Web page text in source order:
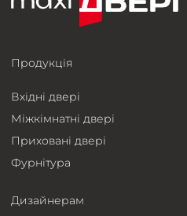
Продукція
Вхідні двері
Міжкімнатні двері
Приховані двері
Фурнітура
Дизайнерам